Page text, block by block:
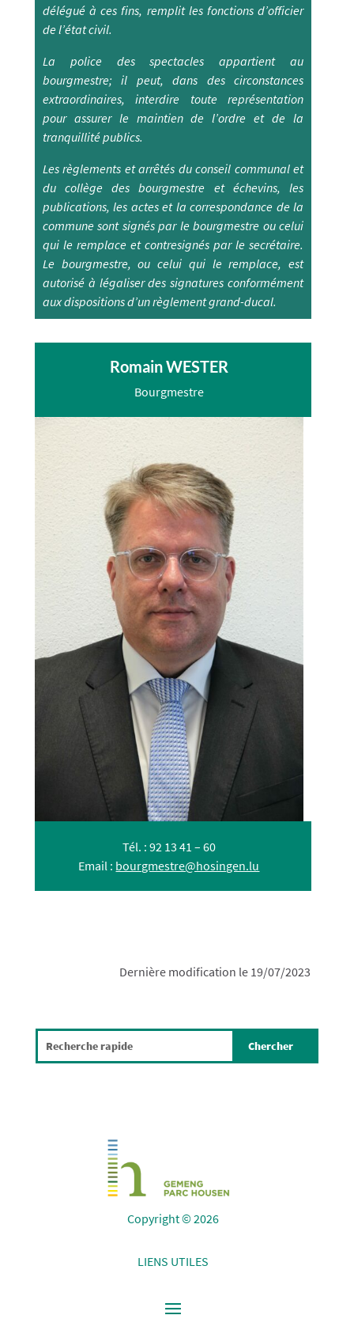
délégué à ces fins, remplit les fonctions d’officier
de l’état civil.
La police des spectacles appartient au
bourgmestre; il peut, dans des circonstances
extraordinaires, interdire toute représentation
pour assurer le maintien de l’ordre et de la
tranquillité publics.
Les règlements et arrêtés du conseil communal et
du collège des bourgmestre et échevins, les
publications, les actes et la correspondance de la
commune sont signés par le bourgmestre ou celui
qui le remplace et contresignés par le secrétaire.
Le bourgmestre, ou celui qui le remplace, est
autorisé à légaliser des signatures conformément
aux dispositions d’un règlement grand-ducal.
Romain WESTER
Bourgmestre
Tél. : 92 13 41 – 60
Email : bourgmestre@hosingen.lu
Dernière modification le 19/07/2023
Copyright © 2026
LIENS UTILES